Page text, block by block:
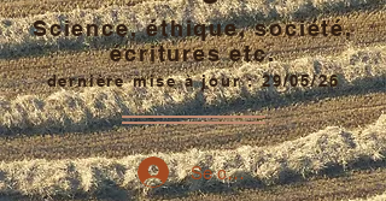
Science, éthique, société,
écritures etc.
dernière mise à jour : 29/05/26
Se connecter